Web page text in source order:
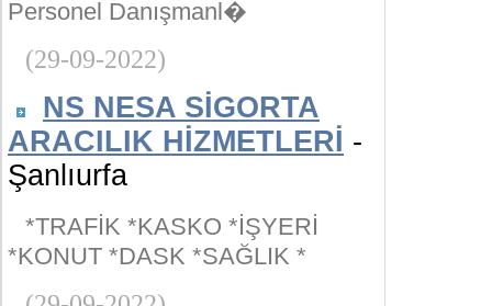
Personel Danışmanl�
(29-09-2022)
NS NESA SİGORTA
ARACILIK HİZMETLERİ -
Şanlıurfa
*TRAFİK *KASKO *İŞYERİ
*KONUT *DASK *SAĞLIK *